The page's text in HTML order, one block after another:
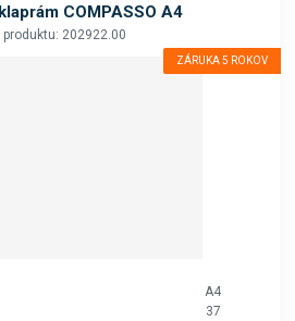
COMPASSO A4
produktu: 202922.00
ZÁRUKA 5 ROKOV
A4
37